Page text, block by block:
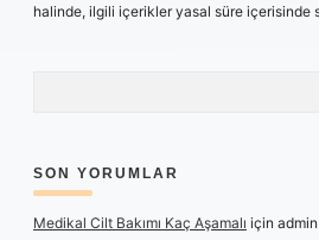
halinde, ilgili içerikler yasal süre içerisinde
SON YORUMLAR
Medikal Cilt Bakımı Kaç Aşamalı için admin